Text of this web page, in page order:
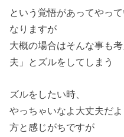
という覚悟があってやっ
なりますが
大概の場合はそんな事も
夫」とズルをしてしまう
ズルをしたい時、
やっちゃいなよ大丈夫だ
方と感じがちですが